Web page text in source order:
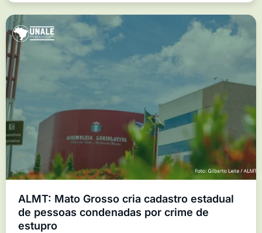
ALMT: Mato Grosso cria cadastro estadual
de pessoas condenadas por crime de
estupro